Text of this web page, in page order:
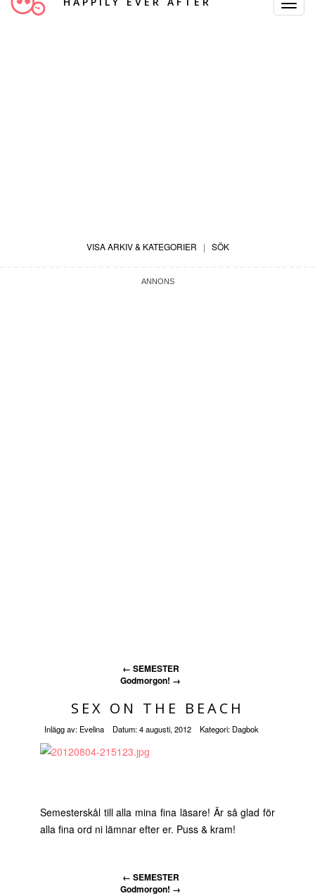
Toggle
VISA ARKIV & KATEGORIER | SÖK
← SEMESTER
Godmorgon! →
SEX ON THE BEACH
Inlägg av: Evelina Datum:4 augusti, 2012 Kategori: Dagbok
Semesterskål till alla mina fina läsare! Är så glad för
alla fina ord ni lämnar efter er. Puss & kram!
← SEMESTER
Godmorgon! →